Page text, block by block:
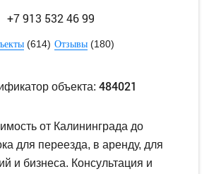
+7 913 532 46 99
(614) Отзывы (180)
объекта: 484021
от Калининграда до
для переезда, в аренду, для
и бизнеса. Консультация и